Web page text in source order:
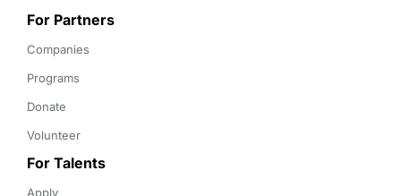
For Partners
Companies
Programs
Donate
Volunteer
For Talents
Apply